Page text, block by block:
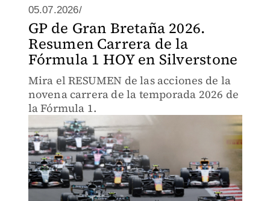
05.07.2026/
GP de Gran Bretaña 2026.
Resumen Carrera de la
Fórmula 1 HOY en Silverstone
Mira el RESUMEN de las acciones de la
novena carrera de la temporada 2026 de
la Fórmula 1.